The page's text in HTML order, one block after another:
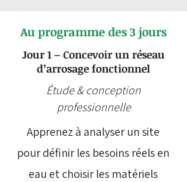
Au programme des 3 jours
Jour 1 – Concevoir un réseau
d’arrosage fonctionnel
Étude & conception
professionnelle
Apprenez à analyser un site
pour définir les besoins réels en
eau et choisir les matériels